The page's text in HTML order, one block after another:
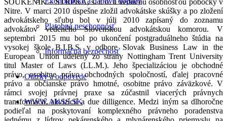
Platobná neschopnosť
Informačná bezpečnosť
Otázky a odpovede
WWW.AKSS.SK
SOUKENÍK – ŠTRPKA, s. r. o. a vedúcou osobnosťou pobočky v
Nitre. V marci 2010 úspešne zložil advokátske skúšky a po zložení
advokátskeho sľubu bol v júli 2010 zapísaný do zoznamu
advokátov vedeného Slovenskou advokátskou komorou. V
septembri 2015 mu bol po ukončení postgraduálneho štúdia na
vysokej škole B.I.B.S. v odbore Slovak Business Law in the
European Union udelený zo strany Nottingham Trent University
titul Master of Laws (LL.M.). Jeho špecializáciou je obchodné
právo, osobitne právo obchodných spoločností, ďalej pracovné
právo a občianske právo hmotné, osobitne právo záväzkové. V
rámci svojej právnej praxe sa zúčastnil viacerých právnych
transformácií, akvizícií a due dilligence. Medzi iným sa dlhoročne
podieľal na poskytovaní komplexného právneho poradenstva